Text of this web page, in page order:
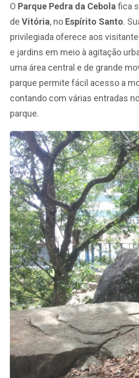
O Parque Pedra da Cebolafica
de Vitória, no Espírito Santo.
privilegiada oferece aos
e jardins em meio à agitação
uma área central e de grande
parque permite fácil acesso a
contando com várias entradas
parque.